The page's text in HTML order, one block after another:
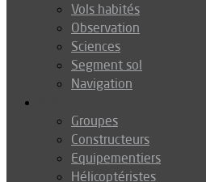
Vols habités
Observation
Sciences
Segment sol
Navigation
Groupes
Constructeurs
Equipementiers
Hélicoptéristes